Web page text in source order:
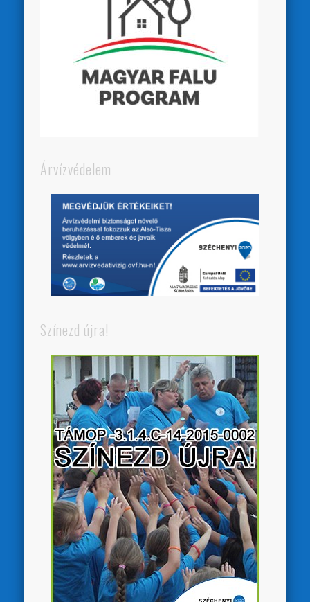
Árvízvédelem
Színezd újra!